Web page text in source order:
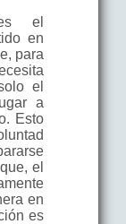
el
en
para
el
a
Esto
el
en
es